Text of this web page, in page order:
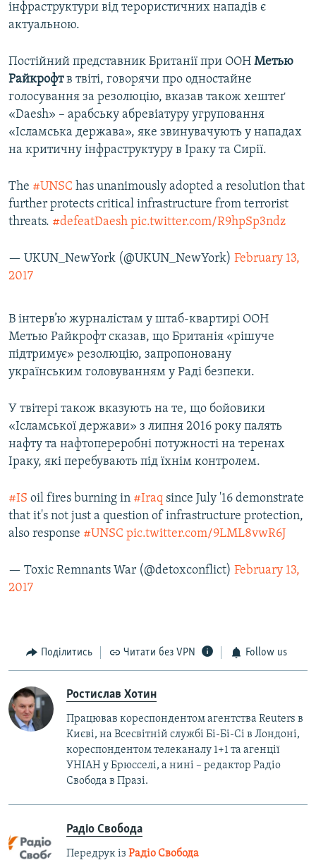
інфраструктури від терористичних нападів є
актуальною.
Постійний представник Британії при ООН Метью
Райкрофтв твіті, говорячи про одностайне
голосування за резолюцію, вказав також хештеґ
«Daesh» – арабську абревіатуру угруповання
«Ісламська держава», яке звинувачують у нападах
на критичну інфраструктуру в Іраку та Сирії.
The #UNSC has unanimously adopted a resolution that
further protects critical infrastructure from terrorist
threats. #defeatDaesh pic.twitter.com/R9hpSp3ndz
— UKUN_NewYork (@UKUN_NewYork) February 13,
2017
В інтерв’ю журналістам у штаб-квартирі ООН
Метью Райкрофт сказав, що Британія «рішуче
підтримує» резолюцію, запропоновану
українським головуванням у Раді безпеки.
У твітері також вказують на те, що бойовики
«Ісламської держави» з липня 2016 року палять
нафту та нафтопереробні потужності на теренах
Іраку, які перебувають під їхнім контролем.
#IS oil fires burning in #Iraq since July '16 demonstrate
that it's not just a question of infrastructure protection,
also response #UNSC pic.twitter.com/9LML8vwR6J
— Toxic Remnants War (@detoxconflict) February 13,
2017
Поділитись Читати без VPN Follow us
Ростислав Хотин
Працював кореспондентом агентства Reuters в
Києві, на Всесвітній службі Бі-Бі-Сі в Лондоні,
кореспондентом телеканалу 1+1 та агенції
УНІАН у Брюсселі, а нині – редактор Радіо
Свобода в Празі.
Радіо Свобода
Передрук із Радіо Свобода